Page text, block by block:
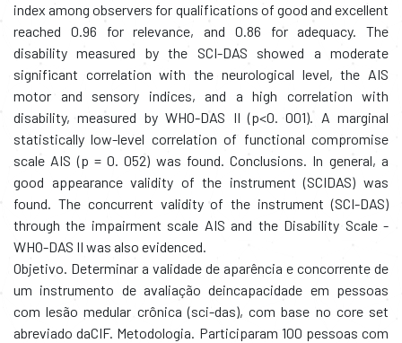
index among observers for qualifications of good and excellent
reached 0.96 for relevance, and 0.86 for adequacy. The
disability measured by the SCI-DAS showed a moderate
significant correlation with the neurological level, the AIS
motor and sensory indices, and a high correlation with
disability, measured by WHO-DAS II (p<0. 001). A marginal
statistically low-level correlation of functional compromise
scale AIS (p = 0. 052) was found. Conclusions. In general, a
good appearance validity of the instrument (SCIDAS) was
found. The concurrent validity of the instrument (SCI-DAS)
through the impairment scale AIS and the Disability Scale -
WHO-DAS II was also evidenced.
Objetivo. Determinar a validade de aparência e concorrente de
um instrumento de avaliação deincapacidade em pessoas
com lesão medular crônica (sci-das), com base no core set
abreviado daCIF. Metodologia. Participaram 100 pessoas com